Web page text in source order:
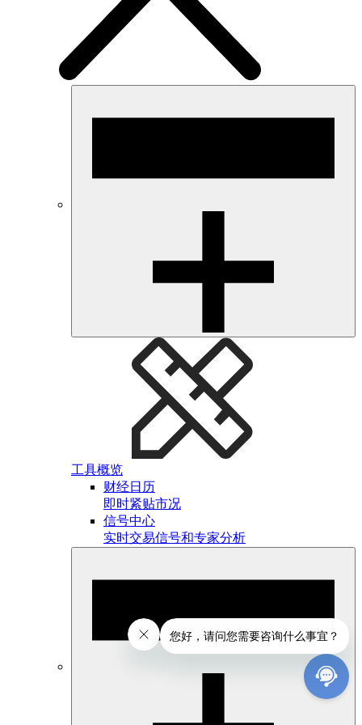
工具概览
财经日历
即时紧贴市况
信号中心
实时交易信号和专家分析